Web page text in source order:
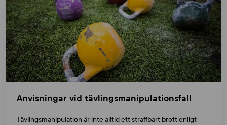
Anvisningar vid tävlingsmanipulationsfall
Tävlingsmanipulation är inte alltid ett straffbart brott enligt